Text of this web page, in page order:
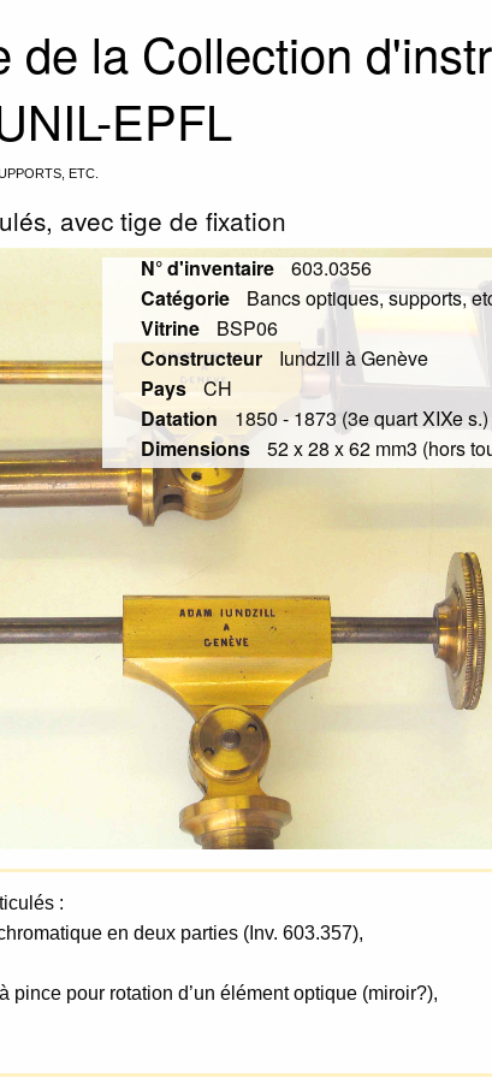
de la Collection
EPFL
ETC.
avec tige de fixation
N° d'inventaire
603.0356
Catégorie
Bancs optiques, supports,
Vitrine
BSP06
Constructeur
Iundzill à Genève
Pays CH
Datation
1850 - 1873 (3e quart XIXe s.)
Dimensions
52 x 28 x 62 mm3 (hors
:
en deux parties (Inv. 603.357),
pour rotation d’un élément optique (miroir?),